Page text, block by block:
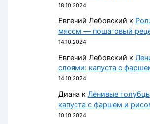
18.10.2024
Евгений Лебовский к
мясом — пошаговый
14.10.2024
Евгений Лебовский к
слоями: капуста с
14.10.2024
Диана к Ленивые
капуста с фаршем и
10.10.2024